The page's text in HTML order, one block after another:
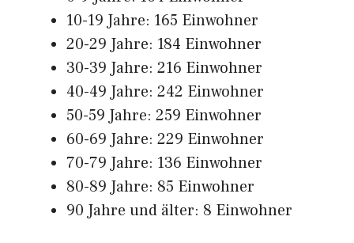
10-19 Jahre: 165 Einwohner
20-29 Jahre: 184 Einwohner
30-39 Jahre: 216 Einwohner
40-49 Jahre: 242 Einwohner
50-59 Jahre: 259 Einwohner
60-69 Jahre: 229 Einwohner
70-79 Jahre: 136 Einwohner
80-89 Jahre: 85 Einwohner
90 Jahre und älter: 8 Einwohner